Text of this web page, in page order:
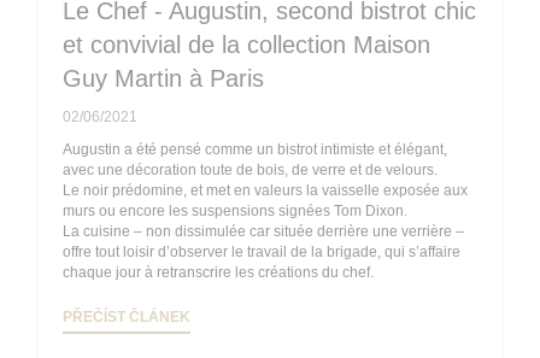
Le Chef - Augustin, second bistrot chic
et convivial de la collection Maison
Guy Martin à Paris
02/06/2021
Augustin a été pensé comme un bistrot intimiste et élégant,
avec une décoration toute de bois, de verre et de velours.
Le noir prédomine, et met en valeurs la vaisselle exposée aux
murs ou encore les suspensions signées Tom Dixon.
La cuisine – non dissimulée car située derrière une verrière –
offre tout loisir d’observer le travail de la brigade, qui s’affaire
chaque jour à retranscrire les créations du chef.
PŘEČÍST ČLÁNEK